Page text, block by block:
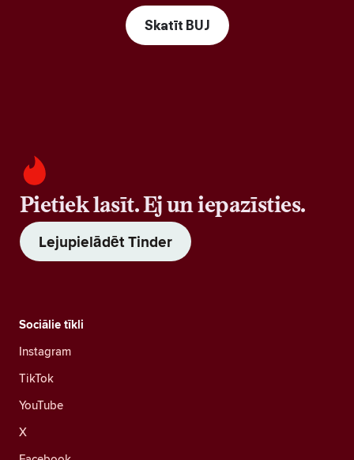
Skatīt BUJ
Pietiek lasīt. Ej un iepazīsties.
Lejupielādēt Tinder
Sociālie tīkli
Instagram
TikTok
YouTube
X